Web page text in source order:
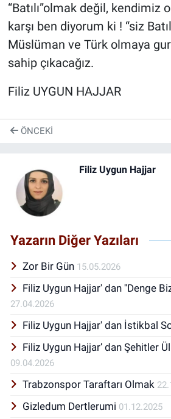
“Batılı”olmak değil, kendimiz
karşı ben diyorum ki ! “siz
Müslüman ve Türk olmaya
sahip çıkacağız.
Filiz UYGUN HAJJAR
ÖNCEKI
Filiz Uygun Hajjar
Yazarın Diğer Yazıları
Zor Bir Gün 15.05.2026
Filiz Uygun Hajjar' dan ''Denge
27.04.2026
Filiz Uygun Hajjar' dan İstikbal
Filiz Uygun Hajjar’ dan Şehitler
09.04.2026
Trabzonspor Taraftarı Olmak
Gizledum Dertlerumi 01.12.2025